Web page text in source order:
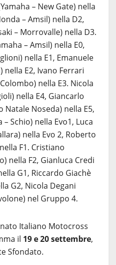
– New Gate) nella
– Amsil) nella D2,
– Morrovalle) nella D3.
– Amsil) nella E0,
nella E1, Emanuele
nella E2, Ivano Ferrari
nella E3. Nicola
nella E4, Giancarlo
Natale Noseda) nella E5,
Schio) nella Evo1, Luca
nella Evo 2, Roberto
F1. Cristiano
nella F2, Gianluca Credi
G1, Riccardo Giachè
G2, Nicola Degani
nel Gruppo 4.
Italiano Motocross
il 19 e 20 settembre,
Sfondato.